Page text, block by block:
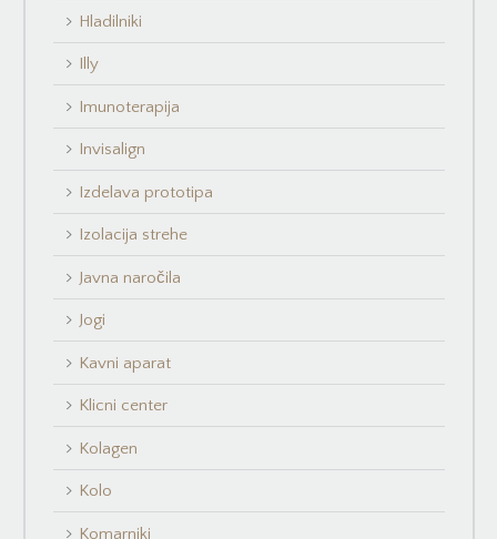
Hladilniki
Illy
Imunoterapija
Invisalign
Izdelava prototipa
Izolacija strehe
Javna naročila
Jogi
Kavni aparat
Klicni center
Kolagen
Kolo
Komarniki